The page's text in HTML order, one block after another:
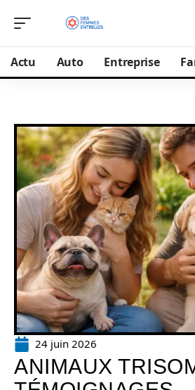
Actu Auto Entreprise
24 juin 2026
ANIMAUX